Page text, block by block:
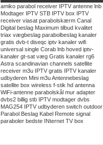
amiko parabol receiver IPTV antenne lnb
Modtager IPTV STB IPTV box IPTV
receiver viasat parabolskærm Canal
Digital beslag Maximum tilbud kvalitet
triax vægbeslag parabolbeslag kanaler
gratis dvb-t diseqc iptv kanaler wifi
universal single Corab lnb hoved iptv-
kanaler gt-sat væg Gratis kanaler rg6
Astra scandinavian channels satellite
receiver m3u IPTV gratis IPTV kanaler
udbyderen Mini m3uAntennebeslag
satellite box wireless f-stik hd antenna
WiFi-antenne parabolskål mur adapter
dvbs2 billig stb IPTV modtager dvbs
MAG254 IPTV udbyderen switch outdoor
Parabol Beslag Kabel Remote signal
paraboler bedste INternet TV box